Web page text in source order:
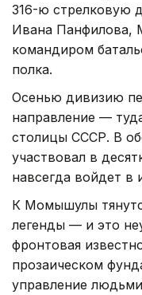
316-ю стрелковую
Ивана Панфилова,
командиром
полка.
Осенью дивизию
направление —
столицы СССР. В
участвовал в
навсегда войдет в
К Момышулы
легенды — и это
фронтовая
прозаическом
управление